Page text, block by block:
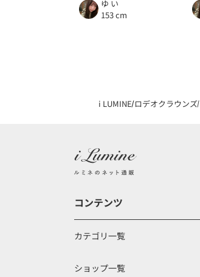
ゆ い
153 cm
i LUMINE ロデオクラウンズ
コンテンツ
カテゴリ一覧
ショップ一覧